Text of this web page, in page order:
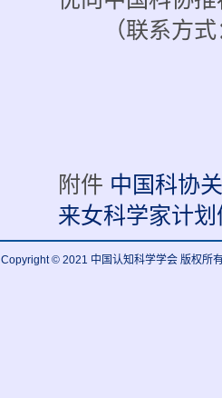
（联系方式
附件 中国科协
来女科学家计
Copyright © 2021 中国认知科学学会 版权所